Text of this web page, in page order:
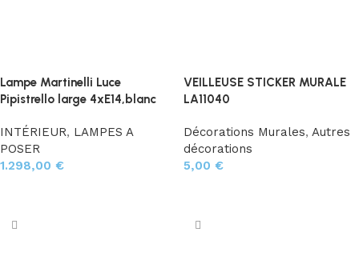
Lampe Martinelli Luce
Pipistrello large 4xE14,blanc
INTÉRIEUR, LAMPES A
POSER
1.298,00 €
VEILLEUSE STICKER MURALE
LA11040
Décorations Murales, Autres
décorations
5,00 €